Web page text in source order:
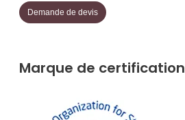
Demande de devis
Marque de certification